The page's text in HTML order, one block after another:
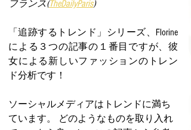
フランス(TheDailyParis)
「追跡するトレンド」シリーズ、Florine
による３つの記事の１番目ですが、彼
女による新しいファッションのトレン
ド分析です！
ソーシャルメディアはトレンドに満ち
ています。 どのようなものを取り入れ